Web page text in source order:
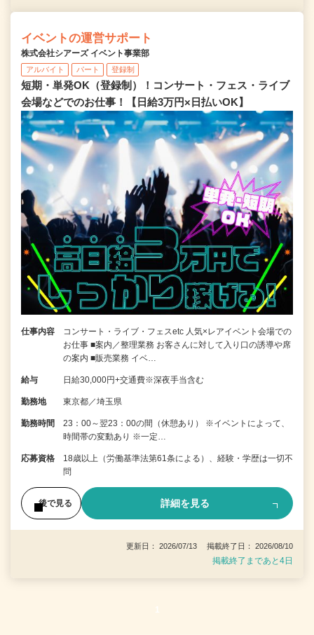
イベントの運営サポート
株式会社シアーズ イベント事業部
アルバイト パート 登録制
短期・単発OK（登録制）！コンサート・フェス・ライブ
会場などでのお仕事！【日給3万円×日払いOK】
仕事内容
コンサート・ライブ・フェスetc 人気×レアイベント会場での
お仕事 ■案内／整理業務 お客さんに対して入り口の誘導や席
の案内 ■販売業務 イベ…
給与 日給30,000円+交通費※深夜手当含む
勤務地 東京都／埼玉県
勤務時間
23：00～翌23：00の間（休憩あり） ※イベントによって、
時間帯の変動あり ※一定…
応募資格
18歳以上（労働基準法第61条による）、経験・学歴は一切不
問
後で見る 詳細を見る
更新日： 2026/07/13 掲載終了日： 2026/08/10
掲載終了まであと4日
1